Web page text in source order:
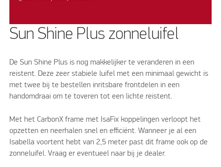
Sun Shine Plus zonneluifel
De Sun Shine Plus is nog makkelijker te veranderen in een
reistent. Deze zeer stabiele luifel met een minimaal gewicht is
met twee bij te bestellen inritsbare frontdelen in een
handomdraai om te toveren tot een lichte reistent.
Met het CarbonX frame met IsaFix koppelingen verloopt het
opzetten en neerhalen snel en efficiënt. Wanneer je al een
Isabella voortent hebt van 2,5 meter past dit frame ook op de
zonneluifel. Vraag er eventueel naar bij je dealer.